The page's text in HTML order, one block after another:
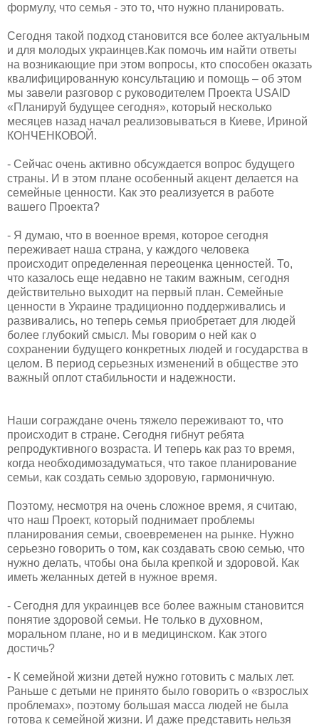
формулу, что семья - это то, что нужно планировать.
​Сегодня такой подход становится все более актуальным
и для молодых украинцев.Как помочь им найти ответы
на возникающие при этом вопросы, кто способен оказать
квалифицированную консультацию и помощь – об этом
мы завели разговор с руководителем Проекта USAID
«Планируй будущее сегодня», который несколько
месяцев назад начал реализовываться в Киеве, Ириной
КОНЧЕНКОВОЙ.
​- Сейчас очень активно обсуждается вопрос будущего
страны. И в этом плане особенный акцент делается на
семейные ценности. Как это реализуется в работе
вашего Проекта?
​- Я думаю, что в военное время, которое сегодня
переживает наша страна, у каждого человека
происходит определенная переоценка ценностей. То,
что казалось еще недавно не таким важным, сегодня
действительно выходит на первый план. Семейные
ценности в Украине традиционно поддерживались и
развивались, но теперь семья приобретает для людей
более глубокий смысл. Мы говорим о ней как о
сохранении будущего конкретных людей и государства в
целом. В период серьезных изменений в обществе это
важный оплот стабильности и надежности.
​Наши сограждане очень тяжело переживают то, что
происходит в стране. Сегодня гибнут ребята
репродуктивного возраста. И теперь как раз то время,
когда необходимозадуматься, что такое планирование
семьи, как создать семью здоровую, гармоничную.
​Поэтому, несмотря на очень сложное время, я считаю,
что наш Проект, который поднимает проблемы
планирования семьи, своевременен на рынке. Нужно
серьезно говорить о том, как создавать свою семью, что
нужно делать, чтобы она была крепкой и здоровой. Как
иметь желанных детей в нужное время.
​- Сегодня для украинцев все более важным становится
понятие здоровой семьи. Не только в духовном,
моральном плане, но и в медицинском. Как этого
достичь?
​- К семейной жизни детей нужно готовить с малых лет.
Раньше с детьми не принято было говорить о «взрослых
проблемах», поэтому большая масса людей не была
готова к семейной жизни. И даже представить нельзя